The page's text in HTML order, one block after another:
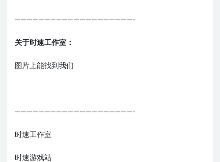
————————————————————-
关于时速工作室：
图片上能找到我们
————————————————————-
时速工作室
时速游戏站